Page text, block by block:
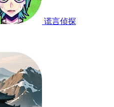
谎言侦探